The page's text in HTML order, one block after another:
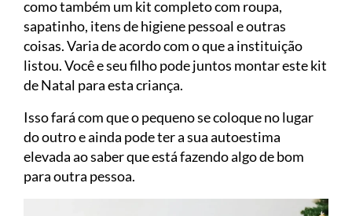
como também um kit completo com roupa,
sapatinho, itens de higiene pessoal e outras
coisas. Varia de acordo com o que a instituição
listou. Você e seu filho pode juntos montar este kit
de Natal para esta criança.
Isso fará com que o pequeno se coloque no lugar
do outro e ainda pode ter a sua autoestima
elevada ao saber que está fazendo algo de bom
para outra pessoa.